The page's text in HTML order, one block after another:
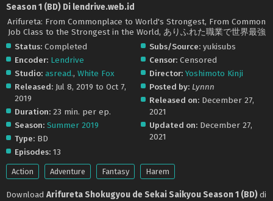
Season 1 (BD) Di lendrive.web.id
Arifureta: From Commonplace to World's Strongest, From Common
Job Class to the Strongest in the World, ありふれた職業で世界最強
Status: Completed
Encoder: Lendrive
Studio: asread., White Fox
Released: Jul 8, 2019 to Oct 7,
2019
Duration: 23 min. per ep.
Season: Summer 2019
Type: BD
Episodes: 13
Subs/Source: yukisubs
Censor: Censored
Director: Yoshimoto Kinji
Posted by: Lynnn
Released on: December 27,
2021
Updated on: December 27,
2021
Action Adventure Fantasy Harem
Download Arifureta Shokugyou de Sekai Saikyou Season 1 (BD)di